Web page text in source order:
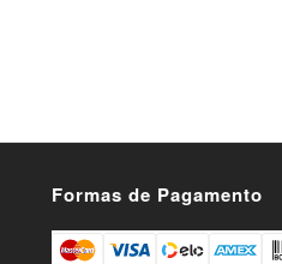
Formas de Pagamento